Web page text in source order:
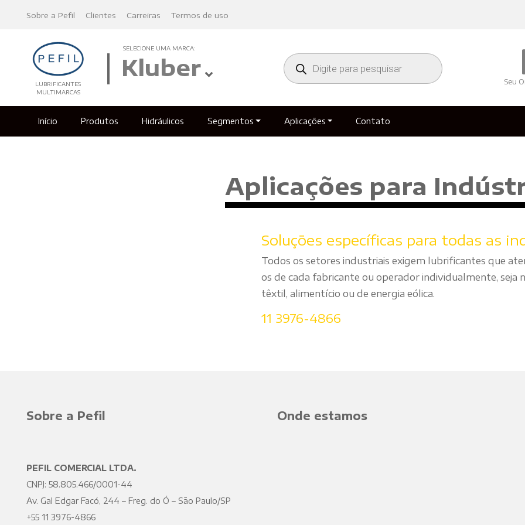
Sobre a Pefil Clientes Carreiras Termos de uso
LUBRIFICANTES
MULTIMARCAS
SELECIONE UMA MARCA:
Kluber
Seu
Início Produtos Hidráulicos Segmentos Aplicações Contato
Aplicações para
Soluções específicas para todas as
Todos os setores industriais exigem lubrificantes que
os de cada fabricante ou operador individualmente,
têxtil, alimentício ou de energia eólica.
11 3976-4866
Sobre a Pefil
PEFIL COMERCIAL LTDA.
CNPJ: 58.805.466/0001-44
Av. Gal Edgar Facó, 244 – Freg. do Ó – São Paulo/SP
+55 11 3976-4866
Onde estamos